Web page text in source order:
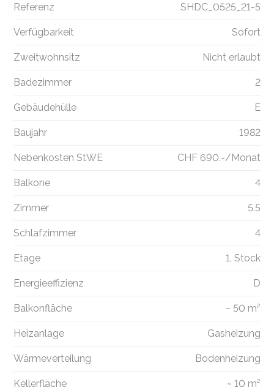
Referenz SHDC_0525_21-5
Verfügbarkeit Sofort
Zweitwohnsitz Nicht erlaubt
Badezimmer 2
Gebäudehülle E
Baujahr 1982
Nebenkosten StWE CHF 690.-/Monat
Balkone 4
Zimmer 5.5
Schlafzimmer 4
Etage 1. Stock
Energieeffizienz D
Balkonfläche ~ 50 m²
Heizanlage Gasheizung
Wärmeverteilung Bodenheizung
Kellerfläche ~ 10 m²